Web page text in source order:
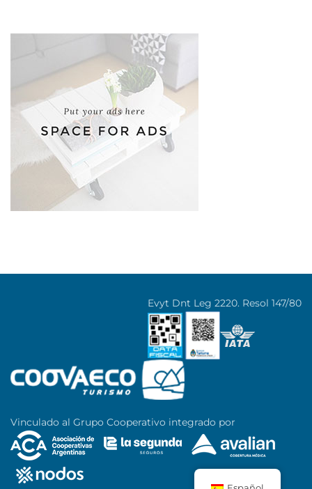
Evyt Dnt Leg 2220. Resol 147/80
Vinculado al Grupo Cooperativo integrado por